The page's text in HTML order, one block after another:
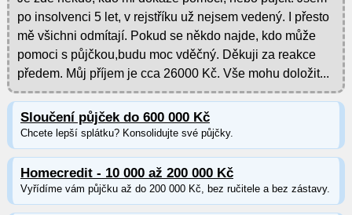
po insolvenci 5 let, v rejstříku už nejsem vedený. I přesto
mě všichni odmítají. Pokud se někdo najde, kdo může
pomoci s půjčkou,budu moc vděčný. Děkuji za reakce
předem. Můj příjem je cca 26000 Kč. Vše mohu doložit...
Sloučení půjček do 600 000 Kč
Chcete lepší splátku? Konsolidujte své půjčky.
Homecredit - 10 000 až 200 000 Kč
Vyřídíme vám půjčku až do 200 000 Kč, bez ručitele a bez zástavy.